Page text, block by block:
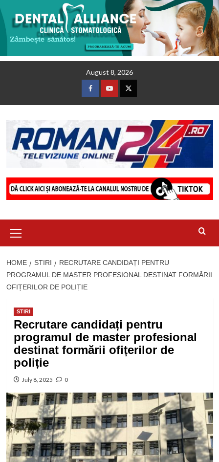
August 8, 2026
FacebookYoutubeTwitter
Menu
HOME STIRI
RECRUTARE CANDIDAȚI PENTRU
PROGRAMUL DE MASTER PROFESIONAL DESTINAT FORMĂRII
OFIȚERILOR DE POLIȚIE
STIRI
Recrutare candidați pentru
programul de master profesional
destinat formării ofițerilor de
poliție
July 8, 2025 0